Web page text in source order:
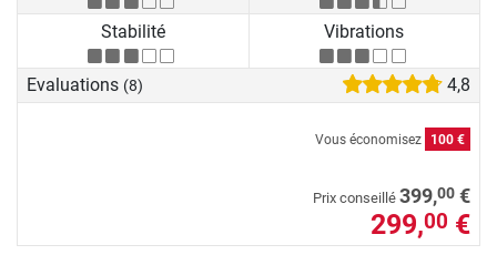
Stabilité Vibrations
Evaluations (8) 4,8
Vous économisez 100 €
Prix conseillé 399,00 €
299,00 €